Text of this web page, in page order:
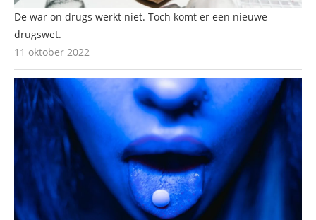
De war on drugs werkt niet. Toch komt er een nieuwe
drugswet.
11 oktober 2022